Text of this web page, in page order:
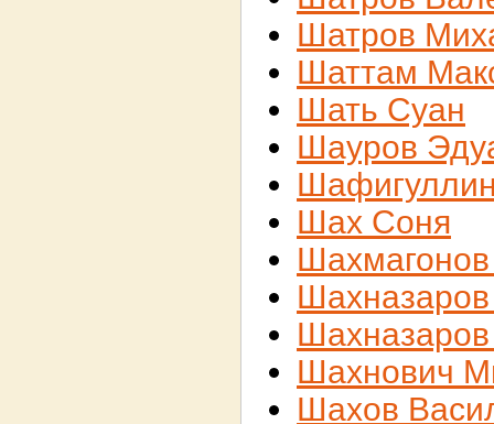
Шатров
Шаттам
Шать Суан
Шауров
Шах Соня
Шахназаров
Шахнович
Шахов